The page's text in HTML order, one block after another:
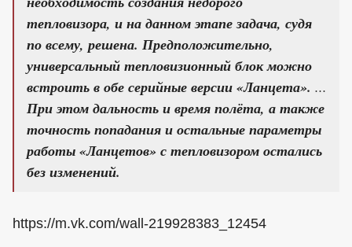
тепловизора, и на данном этапе задача, судя
по всему, решена. Предположительно,
универсальный тепловизионный блок можно
встроить в обе серийные версии «Ланцета». ...
При этом дальность и время полёта, а также
точность попадания и остальные параметры
работы «Ланцетов» с тепловизором остались
без изменений.
https://m.vk.com/wall-219928383_12454